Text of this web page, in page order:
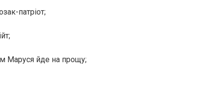
патріот;
Маруся йде на прощу;